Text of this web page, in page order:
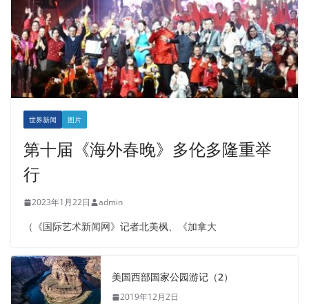
世界新闻 图片
第十届《海外春晚》多伦多隆重举
行
2023年1月22日 admin
（《国际艺术新闻网》记者北美枫、《加拿大
美国西部国家公园游记（2）
2019年12月2日